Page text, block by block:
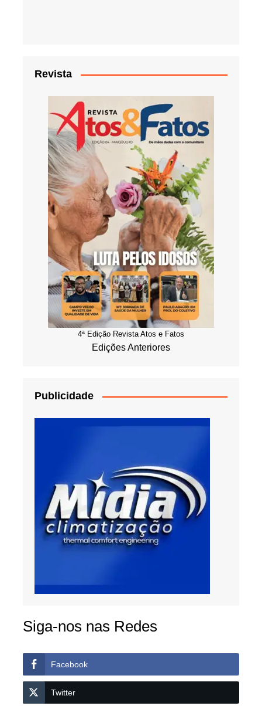
Revista
4ª Edição Revista Atos e Fatos
Edições Anteriores
Publicidade
Siga-nos nas Redes
Facebook
Twitter